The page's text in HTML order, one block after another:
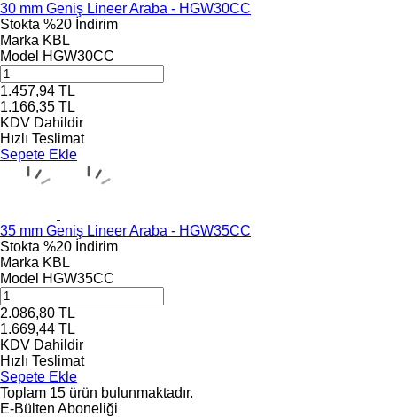
30 mm Geniş Lineer Araba - HGW30CC
Stokta %20 İndirim
Marka KBL
Model HGW30CC
1.457,94 TL
1.166,35 TL
KDV Dahildir
Hızlı Teslimat
Sepete Ekle
35 mm Geniş Lineer Araba - HGW35CC
Stokta %20 İndirim
Marka KBL
Model HGW35CC
2.086,80 TL
1.669,44 TL
KDV Dahildir
Hızlı Teslimat
Sepete Ekle
Toplam 15 ürün bulunmaktadır.
E-Bülten Aboneliği